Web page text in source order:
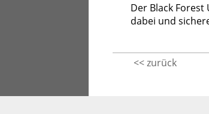
Der Black Forest
dabei und
<< zurück